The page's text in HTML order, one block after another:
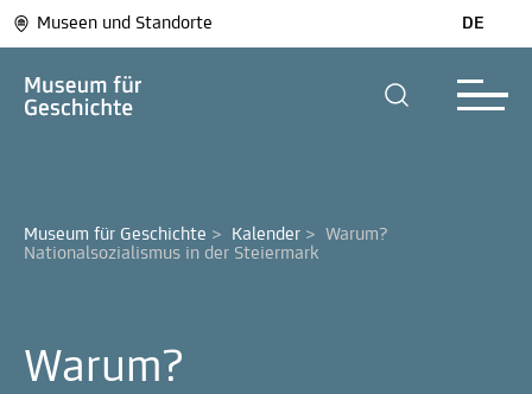
Museen und Standorte DE
Museum für Geschichte > Kalender > Warum?
Nationalsozialismus in der Steiermark
Warum?